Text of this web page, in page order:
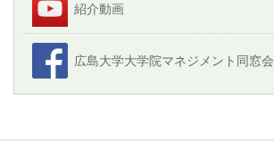
紹介動画
広島大学大学院マネジメント同窓会